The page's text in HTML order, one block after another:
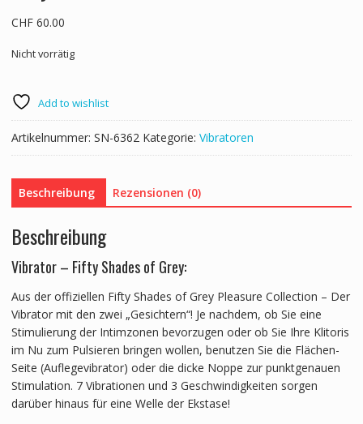
CHF60.00
Nicht vorrätig
Add to wishlist
Artikelnummer: SN-6362 Kategorie: Vibratoren
Beschreibung Rezensionen (0)
Beschreibung
Vibrator – Fifty Shades of Grey:
Aus der offiziellen Fifty Shades of Grey Pleasure Collection – Der
Vibrator mit den zwei „Gesichtern“! Je nachdem, ob Sie eine
Stimulierung der Intimzonen bevorzugen oder ob Sie Ihre Klitoris
im Nu zum Pulsieren bringen wollen, benutzen Sie die Flächen-
Seite (Auflegevibrator) oder die dicke Noppe zur punktgenauen
Stimulation. 7 Vibrationen und 3 Geschwindigkeiten sorgen
darüber hinaus für eine Welle der Ekstase!